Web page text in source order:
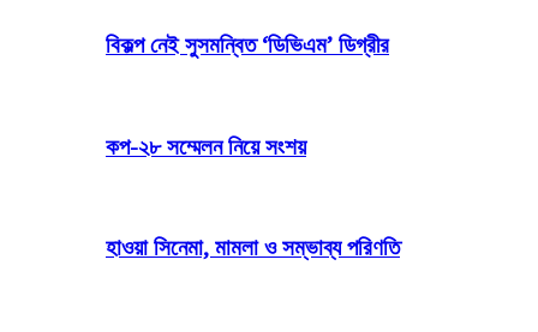
বিকল্প নেই সুসমন্বিত ‘ডিভিএম’ ডিগ্রীর
কপ-২৮ সম্মেলন নিয়ে সংশয়
হাওয়া সিনেমা, মামলা ও সম্ভাব্য পরিণতি